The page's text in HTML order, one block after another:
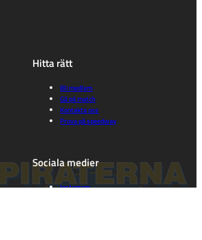
Hitta rätt
Bli medlem
Gå på match
Kontakta oss
Prova på speedway
Sociala medier
Instagram